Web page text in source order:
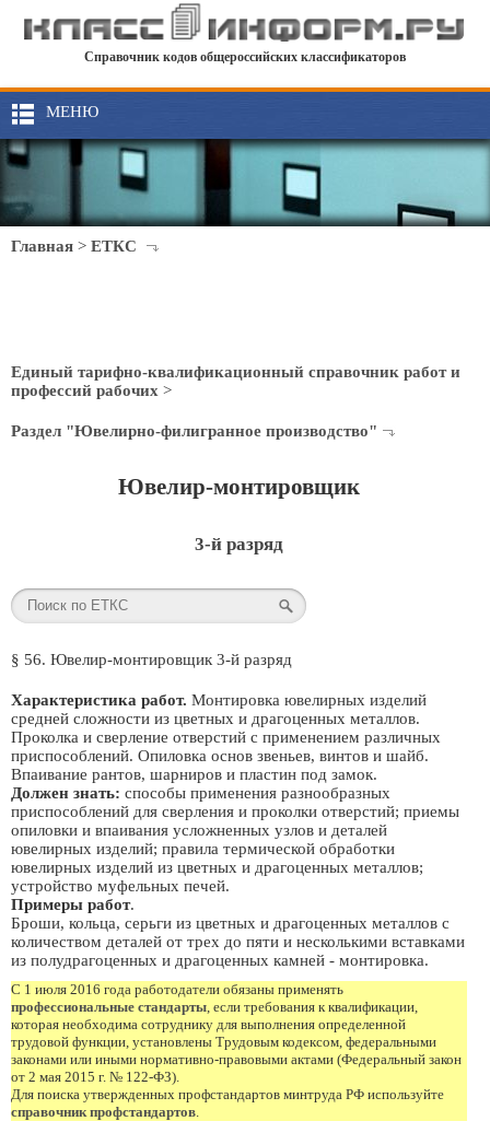
Справочник кодов общероссийских классификаторов
МЕНЮ
Главная > ЕТКС
Единый тарифно-квалификационный справочник работ и
профессий рабочих >
Раздел "Ювелирно-филигранное производство"
Ювелир-монтировщик
3-й разряд
§ 56. Ювелир-монтировщик 3-й разряд
Характеристика работ. Монтировка ювелирных изделий
средней сложности из цветных и драгоценных металлов.
Проколка и сверление отверстий с применением различных
приспособлений. Опиловка основ звеньев, винтов и шайб.
Впаивание рантов, шарниров и пластин под замок.
Должен знать: способы применения разнообразных
приспособлений для сверления и проколки отверстий; приемы
опиловки и впаивания усложненных узлов и деталей
ювелирных изделий; правила термической обработки
ювелирных изделий из цветных и драгоценных металлов;
устройство муфельных печей.
Примеры работ.
Броши, кольца, серьги из цветных и драгоценных металлов с
количеством деталей от трех до пяти и несколькими вставками
из полудрагоценных и драгоценных камней - монтировка.
С 1 июля 2016 года работодатели обязаны применять
профессиональные стандарты, если требования к квалификации,
которая необходима сотруднику для выполнения определенной
трудовой функции, установлены Трудовым кодексом, федеральными
законами или иными нормативно-правовыми актами (Федеральный закон
от 2 мая 2015 г. № 122-ФЗ).
Для поиска утвержденных профстандартов минтруда РФ используйте
справочник профстандартов.